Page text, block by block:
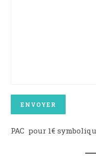
PAC pour 1€